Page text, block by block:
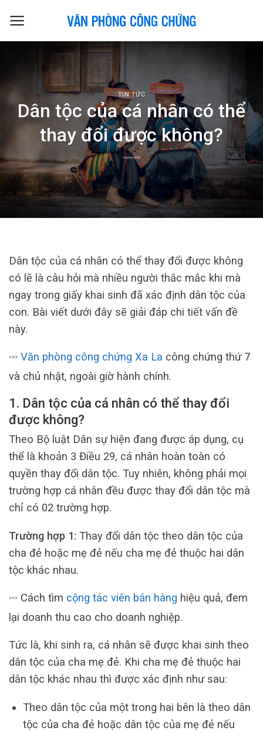
TIN TỨC
Dân tộc của cá nhân có thể
thay đổi được không?
Dân tộc của cá nhân có thể thay đổi được không
có lẽ là câu hỏi mà nhiều người thắc mắc khi mà
ngay trong giấy khai sinh đã xác định dân tộc của
con. Bài viết dưới đây sẽ giải đáp chi tiết vấn đề
này.
>>> Văn phòng công chứng Xa La công chứng thứ 7
và chủ nhật, ngoài giờ hành chính.
1. Dân tộc của cá nhân có thể thay đổi
được không?
Theo Bộ luật Dân sự hiện đang được áp dụng, cụ
thể là khoản 3 Điều 29, cá nhân hoàn toàn có
quyền thay đổi dân tộc. Tuy nhiên, không phải mọi
trường hợp cá nhân đều được thay đổi dân tộc mà
chỉ có 02 trường hợp.
Trường hợp 1: Thay đổi dân tộc theo dân tộc của
cha đẻ hoặc mẹ đẻ nếu cha mẹ đẻ thuộc hai dân
tộc khác nhau.
>>> Cách tìm cộng tác viên bán hàng hiệu quả, đem
lại doanh thu cao cho doanh nghiệp.
Tức là, khi sinh ra, cá nhân sẽ được khai sinh theo
dân tộc của cha mẹ đẻ. Khi cha mẹ đẻ thuộc hai
dân tộc khác nhau thì được xác định như sau:
Theo dân tộc của một trong hai bên là theo dân
tộc của cha đẻ hoặc dân tộc của mẹ đẻ nếu